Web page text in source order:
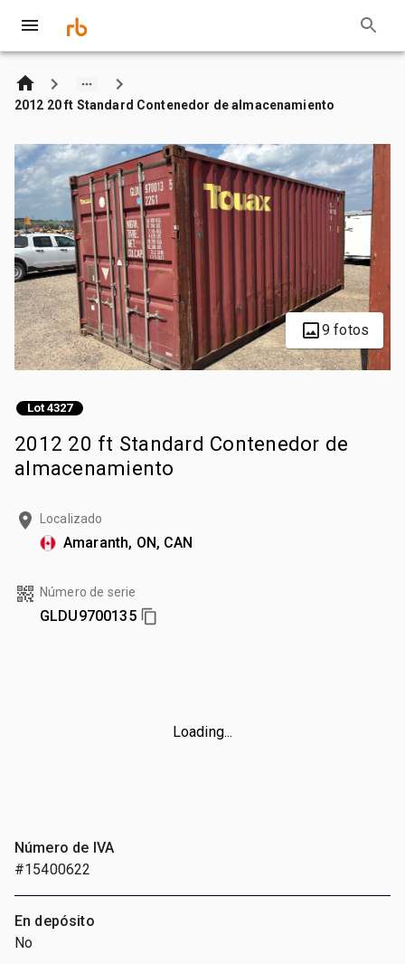
2012 20 ft Standard Contenedor de almacenamiento
9 fotos
Lot 4327
2012 20 ft Standard Contenedor de
almacenamiento
Localizado
Amaranth, ON, CAN
Número de serie
GLDU9700135
Loading...
Número de IVA
#15400622
En depósito
No